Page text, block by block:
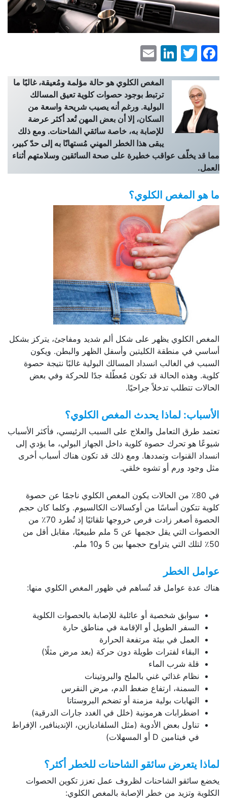
Facebook
Twitter
LinkedIn
المغص الكلوي هو حالة مؤلمة ومُعيقة، غالبًا ما
ترتبط بوجود حصوات كلوية تعيق المسالك
البولية. ورغم أنه يصيب شريحة واسعة من
السكان، إلا أن بعض المهن تُعد أكثر عرضة
للإصابة به، خاصة سائقي الشاحنات. ومع ذلك
يبقى هذا الخطر المهني مُستهانًا به إلى حدّ كبير،
مما قد يخلّف عواقب خطيرة على صحة السائقين وسلامتهم أثناء
العمل.
ما هو المغص الكلوي؟
المغص الكلوي يظهر على شكل ألم شديد ومفاجئ، يتركز بشكل
أساسي في منطقة الكليتين وأسفل الظهر والبطن. ويكون
السبب في الغالب انسداد المسالك البولية غالبًا نتيجة حصوة
كلوية. وهذه الحالة قد تكون مُعطّلة جدًا للحركة وفي بعض
الحالات تتطلب تدخلاً جراحيًا.
الأسباب: لماذا يحدث المغص الكلوي؟
تعتمد طرق التعامل والعلاج على السبب الرئيسي، فأكثر الأسباب
شيوعًا هو تحرك حصوة كلوية داخل الجهاز البولي، ما يؤدي إلى
انسداد القنوات وتمددها. ومع ذلك قد تكون هناك أسباب أخرى
مثل وجود ورم أو تشوه خلقي.
في 80٪ من الحالات يكون المغص الكلوي ناجمًا عن حصوة
كلوية تتكون أساسًا من أوكسالات الكالسيوم. وكلما كان حجم
الحصوة أصغر زادت فرص خروجها تلقائيًا إذ تُطرد 70٪ من
الحصوات التي يقل حجمها عن 5 ملم طبيعيًا، مقابل أقل من
50٪ لتلك التي يتراوح حجمها بين 5 و10 ملم.
عوامل الخطر
هناك عدة عوامل قد تُساهم في ظهور المغص الكلوي منها:
سوابق شخصية أو عائلية للإصابة بالحصوات الكلوية
السفر الطويل أو الإقامة في مناطق حارة
العمل في بيئة مرتفعة الحرارة
البقاء لفترات طويلة دون حركة (بعد مرض مثلًا)
قلة شرب الماء
نظام غذائي غني بالملح والبروتينات
السمنة، ارتفاع ضغط الدم، مرض النقرس
التهابات بولية مزمنة أو تضخم البروستاتا
اضطرابات هرمونية (خلل في الغدد جارات الدرقية)
تناول بعض الأدوية (مثل السلفاديازين، الإندينافير، الإفراط
في فيتامين D أو المسهلات)
لماذا يتعرض سائقو الشاحنات للخطر أكثر؟
يخضع سائقو الشاحنات لظروف عمل تعزز تكوين الحصوات
الكلوية وتزيد من خطر الإصابة بالمغص الكلوي: